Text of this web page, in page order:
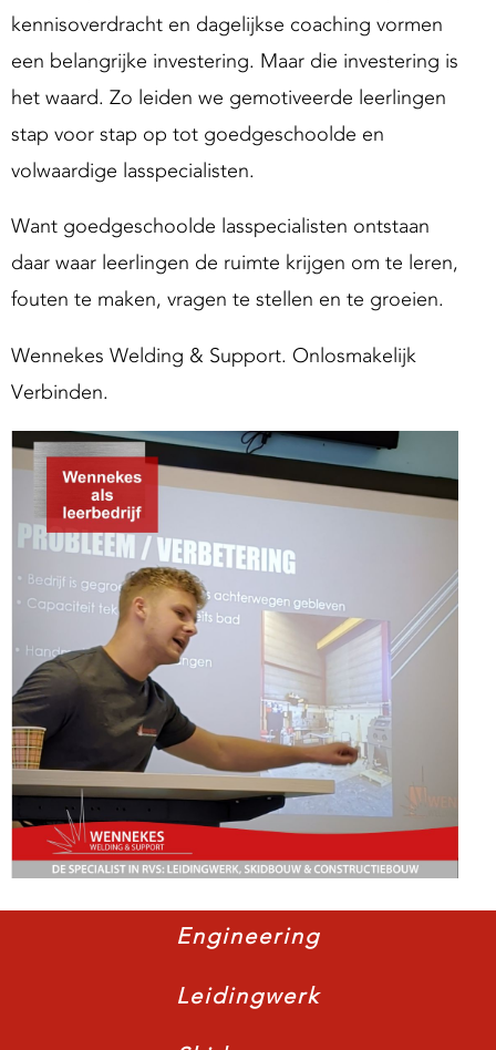
kennisoverdracht en dagelijkse coaching vormen
een belangrijke investering. Maar die investering is
het waard. Zo leiden we gemotiveerde leerlingen
stap voor stap op tot goedgeschoolde en
volwaardige lasspecialisten.
Want goedgeschoolde lasspecialisten ontstaan
daar waar leerlingen de ruimte krijgen om te leren,
fouten te maken, vragen te stellen en te groeien.
Wennekes Welding & Support. Onlosmakelijk
Verbinden.
Engineering
Leidingwerk